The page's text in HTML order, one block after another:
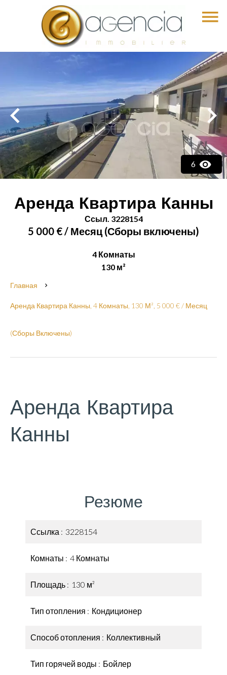
6
Аренда Квартира Канны
Ссыл. 3228154
5 000 € / Месяц (Сборы включены)
4 Комнаты
130 м²
Главная
Аренда Квартира Канны, 4 Комнаты, 130 М², 5 000 € / Месяц
(Сборы Включены)
Аренда Квартира
Канны
Резюме
Ссылка 3228154
Комнаты 4 Комнаты
Площадь 130 м²
Тип отопления Кондиционер
Способ отопления Коллективный
Тип горячей воды Бойлер